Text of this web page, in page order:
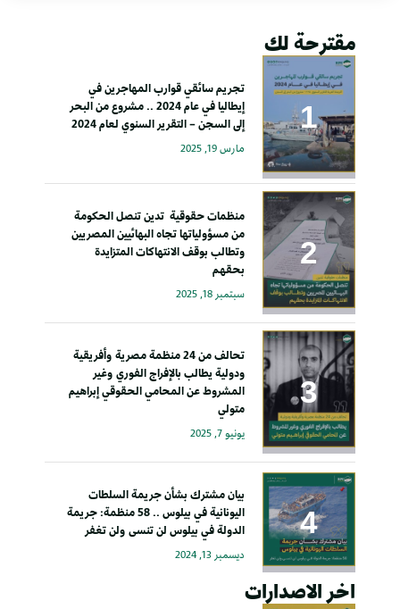
مقترحة لك
تجريم سائقي قوارب المهاجرين في
إيطاليا في عام 2024 .. مشروع من البحر
إلى السجن – التقرير السنوي لعام 2024
مارس 19, 2025
منظمات حقوقية تدين تنصل الحكومة
من مسؤولياتها تجاه البهائيين المصريين
وتطالب بوقف الانتهاكات المتزايدة
بحقهم
سبتمبر 18, 2025
تحالف من 24 منظمة مصرية وأفريقية
ودولية يطالب بالإفراج الفوري وغير
المشروط عن المحامي الحقوقي إبراهيم
متولي
يونيو 7, 2025
بيان مشترك بشأن جريمة السلطات
اليونانية في بيلوس .. 58 منظمة: جريمة
الدولة في بيلوس لن تنسى ولن تغفر
ديسمبر 13, 2024
اخر الاصدارات